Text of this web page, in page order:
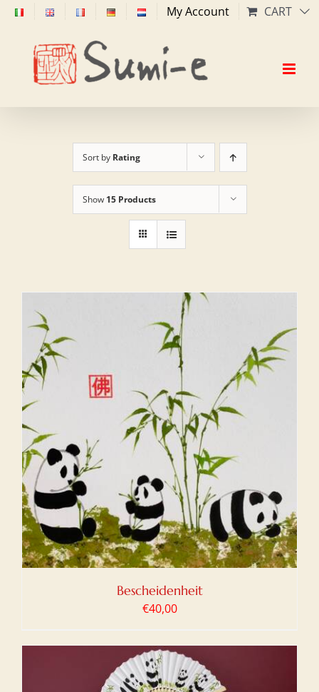
Skip
content
My Account CART
Sort by Rating
Show 15 Products
Bescheidenheit
€40,00